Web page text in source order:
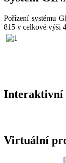
Pořízení systému
815 v celkové výši
Interaktivní
Virtuální